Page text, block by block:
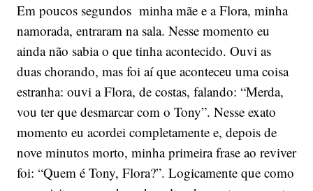
Em poucos segundos minha mãe e a Flora, minha
namorada, entraram na sala. Nesse momento eu
ainda não sabia o que tinha acontecido. Ouvi as
duas chorando, mas foi aí que aconteceu uma coisa
estranha: ouvi a Flora, de costas, falando: “Merda,
vou ter que desmarcar com o Tony”. Nesse exato
momento eu acordei completamente e, depois de
nove minutos morto, minha primeira frase ao reviver
foi: “Quem é Tony, Flora?”. Logicamente que como